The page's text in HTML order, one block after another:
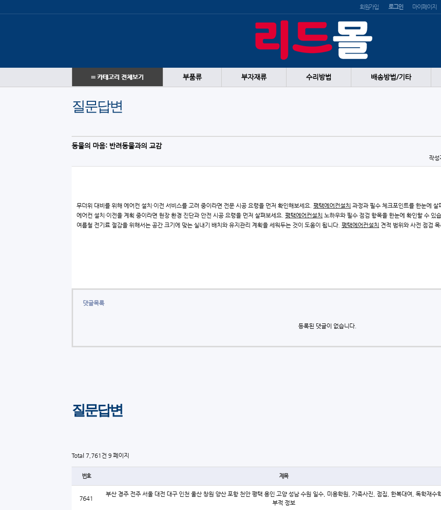
회원가입 로그인 마이페이지
부품류 부자재류 수리방법 배송방법/기타
질문답변
동물의 마음: 반려동물과의 교감
작성
무더위 대비를 위해 에어컨 설치·이전 서비스를 고려 중이라면 전문 시공 요령을 먼저 확인해보세요. 평택에어컨설치 과정과 필수 체크포인트를 한눈에 살
에어컨 설치·이전을 계획 중이라면 현장 환경 진단과 안전 시공 요령을 먼저 살펴보세요. 평택에어컨설치 노하우와 필수 점검 항목을 한눈에 확인할 수 있
여름철 전기료 절감을 위해서는 공간 크기에 맞는 실내기 배치와 유지관리 계획을 세워두는 것이 도움이 됩니다. 평택에어컨설치 견적 범위와 사전 점검
댓글목록
등록된 댓글이 없습니다.
질문답변
Total 7,761건 9 페이지
번호 제목
7641
부산 경주 전주 서울 대전 대구 인천 울산 창원 양산 포항 천안 평택 용인 고양 성남 수원 일수, 미용학원, 가족사진, 점집, 한복대여, 독학재수
부적 정보